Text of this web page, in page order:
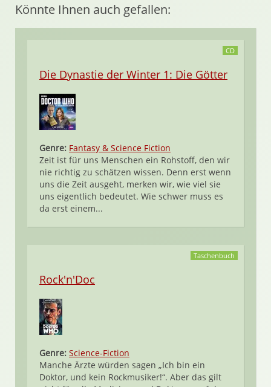
Könnte Ihnen auch gefallen:
CD
Die Dynastie der Winter 1: Die Götter
Genre: Fantasy & Science Fiction
Zeit ist für uns Menschen ein Rohstoff, den wir
nie richtig zu schätzen wissen. Denn erst wenn
uns die Zeit ausgeht, merken wir, wie viel sie
uns eigentlich bedeutet. Wie schwer muss es
da erst einem...
Taschenbuch
Rock'n'Doc
Genre: Science-Fiction
Manche Ärzte würden sagen „Ich bin ein
Doktor, und kein Rockmusiker!“. Aber das gilt